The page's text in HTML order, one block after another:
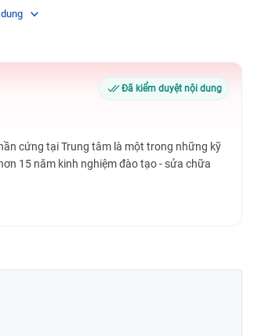
của nó cũng như thời gian làm việc lâu. Tuy
khi dùng lâu hoặc các dấu hiệu bị hư tổn.
và hư hỏng Đã kiểm duyệt nội dung
cứng tại Trung tâm là một trong những kỹ
15 năm kinh nghiệm đào tạo - sửa chữa